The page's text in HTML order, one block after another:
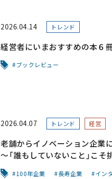
2026.04.14 トレンド
経営者にいまおすすめの本６
ブックレビュー
2026.04.07 トレンド 経営
老舗からイノベーション企業
～「誰もしていないこと」こ
100年企業 長寿企業 イン